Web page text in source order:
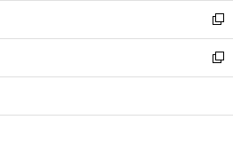
く
ド
ウ
で
開
ィ
ン
ド
ウ
開
し
い
ウ
ィ
ン
ウ
新
し
い
ウ
ン
新
し
ウ